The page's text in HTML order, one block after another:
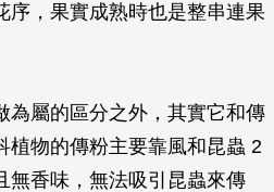
序，果實成熟時也是整串連果
為屬的區分之外，其實它和傳
植物的傳粉主要靠風和昆蟲 2
無香味，無法吸引昆蟲來傳